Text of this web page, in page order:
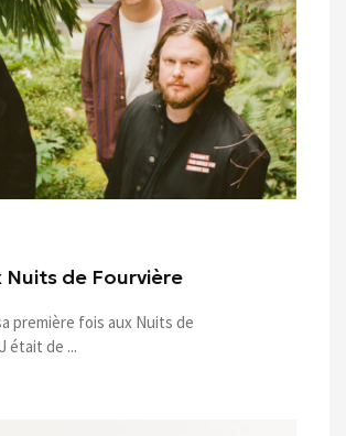
Nuits de Fourvière
première fois aux Nuits de
était de ...